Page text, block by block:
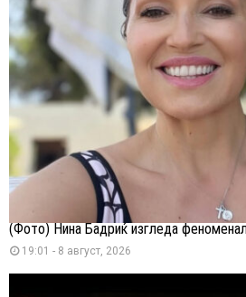
(Фото) Нина Бадриќ изгледа
19:01 - 8 август, 2026